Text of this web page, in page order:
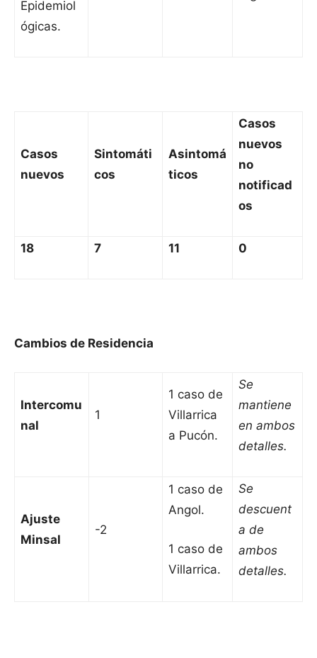
Epidemiol
ógicas.
Casos
nuevos
Sintomáti
cos
Asintomá
ticos
Casos
nuevos
no
notificad
os
18 7 11 0
Cambios de Residencia
Intercomu
nal
1
1 caso de
Villarrica
a Pucón.
Se
mantiene
en ambos
detalles.
Ajuste
Minsal
-2
1 caso de
Angol.
1 caso de
Villarrica.
Se
descuent
a de
ambos
detalles.